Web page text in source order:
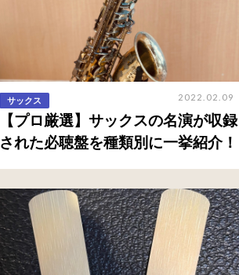
サックス 2022.02.09
【プロ厳選】サックスの名演が収録
された必聴盤を種類別に一挙紹介！